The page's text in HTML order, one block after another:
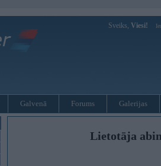
Sveiks, Viesi!
Galvenā Forums Galerijas
Lietotāja